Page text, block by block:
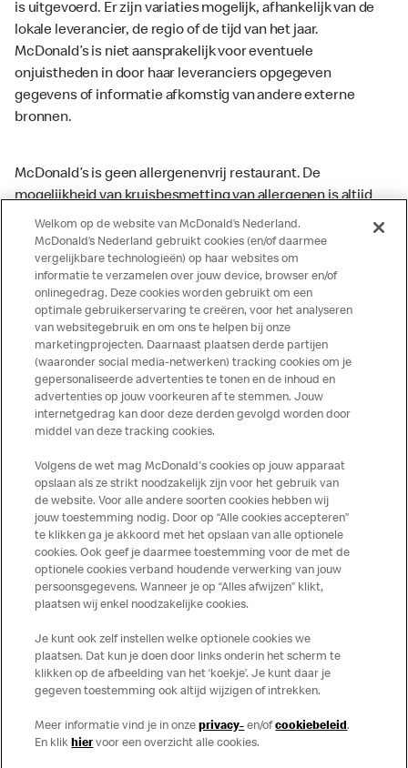
is uitgevoerd. Er zijn variaties mogelijk, afhankelijk van de
lokale leverancier, de regio of de tijd van het jaar.
McDonald’s is niet aansprakelijk voor eventuele
onjuistheden in door haar leveranciers opgegeven
gegevens of informatie afkomstig van andere externe
bronnen.
McDonald’s is geen allergenenvrij restaurant. De
mogelijkheid van kruisbesmetting van allergenen is altijd
aanwezig. McDonald’s kan zodoende niet garanderen dat
haar producten geen sporen van allergenen bevatten.
McDonald’s aanvaardt daarom geen aansprakelijkheid
indien een gast als gevolg van het binnenkrijgen van (een
spoor van) een allergeen lichamelijke klachten krijgt. Alle
producten kunnen sporen bevatten van dierlijke
ingrediënten. McDonald’s streeft er naar om de
voedingswaarde- en allergeneninformatie altijd up to date
te houden. De verstrekte informatie is alleen van
toepassing op de in Nederland verkochte producten. Voor
meer informatie over voedingswaarden en allergenen kijk
op de McDonald's website of in de McDonald’s App.
Publicatiefouten voorbehouden.
Over ons
Services
Contact
Welkom op de website van McDonald’s Nederland.
McDonald’s Nederland gebruikt cookies (en/of daarmee
vergelijkbare technologieën) op haar websites om
informatie te verzamelen over jouw device, browser en/of
onlinegedrag. Deze cookies worden gebruikt om een
optimale gebruikerservaring te creëren, voor het analyseren
van websitegebruik en om ons te helpen bij onze
marketingprojecten. Daarnaast plaatsen derde partijen
(waaronder social media-netwerken) tracking cookies om je
gepersonaliseerde advertenties te tonen en de inhoud en
advertenties op jouw voorkeuren af te stemmen. Jouw
internetgedrag kan door deze derden gevolgd worden door
middel van deze tracking cookies.
Volgens de wet mag McDonald's cookies op jouw apparaat
opslaan als ze strikt noodzakelijk zijn voor het gebruik van
de website. Voor alle andere soorten cookies hebben wij
jouw toestemming nodig. Door op “Alle cookies accepteren”
te klikken ga je akkoord met het opslaan van alle optionele
cookies. Ook geef je daarmee toestemming voor de met de
optionele cookies verband houdende verwerking van jouw
persoonsgegevens. Wanneer je op “Alles afwijzen” klikt,
plaatsen wij enkel noodzakelijke cookies.
Je kunt ook zelf instellen welke optionele cookies we
plaatsen. Dat kun je doen door links onderin het scherm te
klikken op de afbeelding van het ‘koekje’. Je kunt daar je
gegeven toestemming ook altijd wijzigen of intrekken.
Meer informatie vind je in onzeprivacy- en/ofcookiebeleid.
En klikhier voor een overzicht alle cookies.